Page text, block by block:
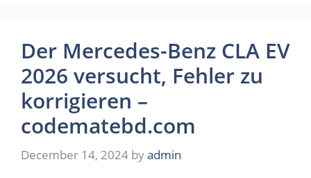
Der Mercedes-Benz CLA EV
2026 versucht, Fehler zu
korrigieren –
codematebd.com
December 14, 2024 byadmin